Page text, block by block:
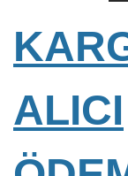
ALICI